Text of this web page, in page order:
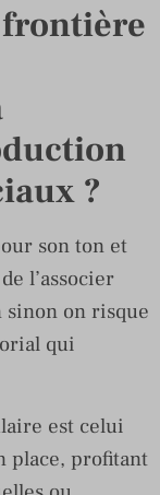
?
son ton et
l’associer
sinon on risque
qui
est celui
place, profitant